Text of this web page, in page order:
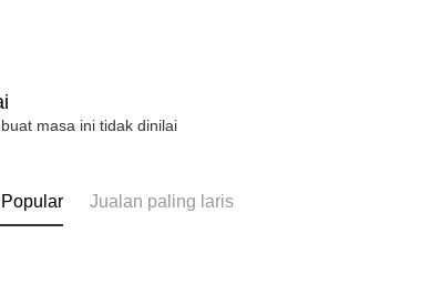
masa ini tidak dinilai
Jualan paling laris